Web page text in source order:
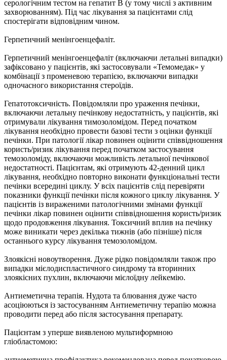
серологічним тестом на гепатит B (у тому числі з активним
захворюванням). Під час лікування за пацієнтами слід
спостерігати відповідним чином.
Герпетичний менінгоенцефаліт.
Герпетичний менінгоенцефаліт (включаючи летальні випадки)
зафіксовано у пацієнтів, які застосовували «Темомедак» у
комбінації з променевою терапією, включаючи випадки
одночасного використання стероїдів.
Гепатотоксичність. Повідомляли про ураження печінки,
включаючи летальну печінкову недостатність, у пацієнтів, які
отримували лікування тимозоломідом. Перед початком
лікування необхідно провести базові тести з оцінки функції
печінки. При патології лікар повинен оцінити співвідношення
користь/ризик лікування перед початком застосування
темозоломіду, включаючи можливість летальної печінкової
недостатності. Пацієнтам, які отримують 42-денний цикл
лікування, необхідно повторно виконати функціональні тести
печінки всередині циклу. У всіх пацієнтів слід перевіряти
показники функції печінки після кожного циклу лікування. У
пацієнтів із вираженими патологічними змінами функції
печінки лікар повинен оцінити співвідношення користь/ризик
щодо продовження лікування. Токсичний вплив на печінку
може виникати через декілька тижнів (або пізніше) після
останнього курсу лікування темозоломідом.
Злоякісні новоутворення. Дуже рідко повідомляли також про
випадки мієлодиспластичного синдрому та вторинних
злоякісних пухлин, включаючи мієлоїдну лейкемію.
Антиеметична терапія. Нудота та блювання дуже часто
асоціюються із застосуванням Антиеметичну терапію можна
проводити перед або після застосування препарату.
Пацієнтам з уперше виявленою мультиформною
гліобластомою: